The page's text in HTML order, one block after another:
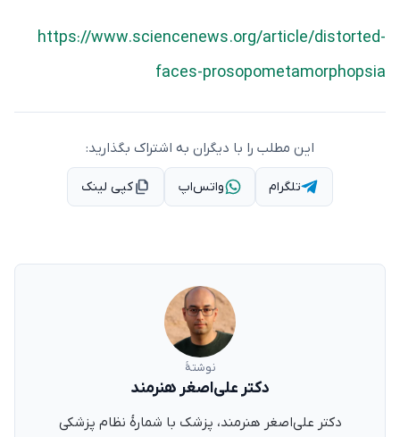
https://www.sciencenews.org/article/distorted-
faces-prosopometamorphopsia
این مطلب را با دیگران به اشتراک بگذارید:
تلگرام واتس‌اپ کپی لینک
نوشتهٔ
دکتر علی‌اصغر هنرمند
دکتر علی‌اصغر هنرمند، پزشک با شمارهٔ نظام پزشکی